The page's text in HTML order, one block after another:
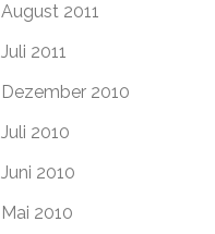
August 2011
Juli 2011
Dezember 2010
Juli 2010
Juni 2010
Mai 2010